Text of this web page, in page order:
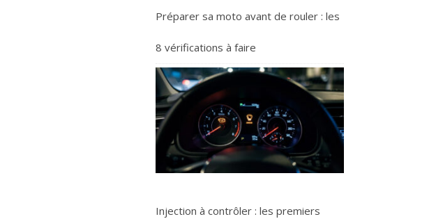
Préparer sa moto avant de rouler : les
8 vérifications à faire
Injection à contrôler : les premiers